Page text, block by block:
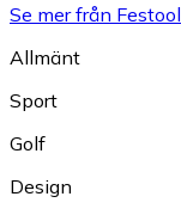
Se mer från Festool
Allmänt
Sport
Golf
Design